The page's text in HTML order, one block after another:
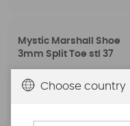
Mystic Marshall Shoe
3mm Split Toe stl 37
Choose country